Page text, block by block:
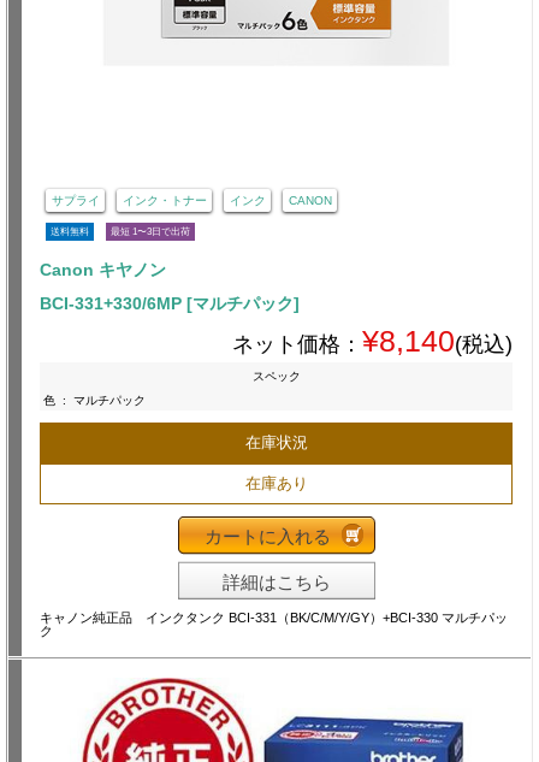
サプライ インク・トナー インク CANON
送料無料 最短 1〜3日で出荷
Canon キヤノン
BCI-331+330/6MP [マルチパック]
ネット価格： ¥8,140(税込)
スペック
色 : マルチパック
在庫状況
在庫あり
カートに入れる
詳細はこちら
キャノン純正品 インクタンク BCI-331（BK/C/M/Y/GY）+BCI-330 マルチパッ
ク